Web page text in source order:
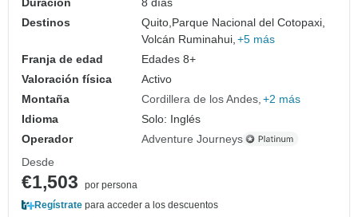
Destinos
Quito, Parque Nacional del Cotopaxi,
Volcán Ruminahui, +5 más
Franja de edad
Edades 8+
Valoración física
Activo
Montaña
Cordillera de los Andes +2 más
Idioma
Solo: Inglés
Operador
Adventure Journeys
Desde
€1,503
por persona
Regístrate para acceder a los descuentos